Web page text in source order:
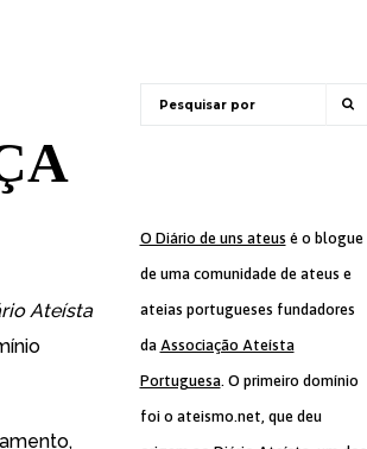
Ateísta
O Diário de uns ateus é o blogue
de uma comunidade de ateus e
ateias portugueses fundadores
da Associação Ateísta
Portuguesa. O primeiro domínio
foi o ateismo.net, que deu